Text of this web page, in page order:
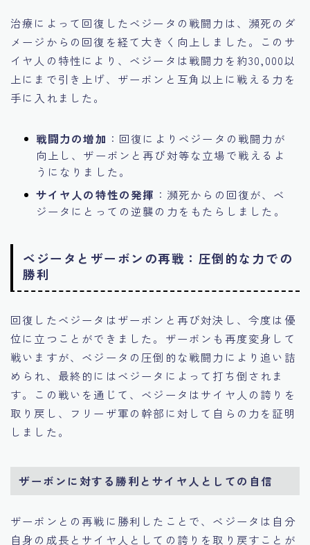
治療によって回復したベジータの戦闘力は、瀕死のダ
メージからの回復を経て大きく向上しました。このサ
イヤ人の特性により、ベジータは戦闘力を約30,000以
上にまで引き上げ、ザーボンと互角以上に戦える力を
手に入れました。
戦闘力の増加 ：回復によりベジータの戦闘力が
向上し、ザーボンと再び対等な立場で戦えるよ
うになりました。
サイヤ人の特性の発揮 ：瀕死からの回復が、ベ
ジータにとっての逆襲の力をもたらしました。
ベジータとザーボンの再戦：圧倒的な力での
勝利
回復したベジータはザーボンと再び対決し、今度は優
位に立つことができました。ザーボンも再度変身して
戦いますが、ベジータの圧倒的な戦闘力により追い詰
められ、最終的にはベジータによって打ち倒されま
す。この戦いを通じて、ベジータはサイヤ人の誇りを
取り戻し、フリーザ軍の幹部に対して自らの力を証明
しました。
ザーボンに対する勝利とサイヤ人としての自信
ザーボンとの再戦に勝利したことで、ベジータは自分
自身の成長とサイヤ人としての誇りを取り戻すことが